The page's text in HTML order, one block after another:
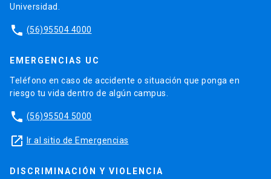
Universidad.
phone (56)95504 4000
EMERGENCIAS UC
Teléfono en caso de accidente o situación que ponga en
riesgo tu vida dentro de algún campus.
phone (56)95504 5000
launch Ir al sitio de Emergencias
DISCRIMINACIÓN Y VIOLENCIA